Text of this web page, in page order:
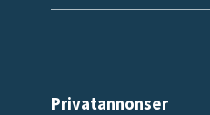
Privatannonser